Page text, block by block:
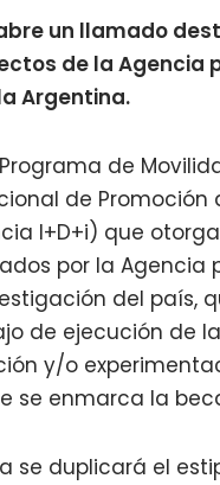
un llamado
de la Agencia
Argentina.
de
de Promoción
I+D+i) que
por la Agencia
del país,
de ejecución de
y/o
se enmarca la
se duplicará el